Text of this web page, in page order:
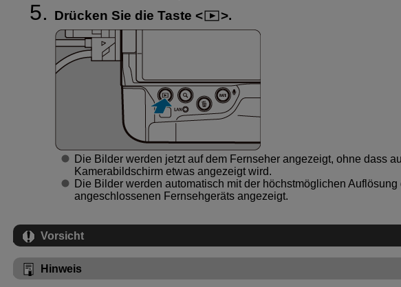
Drücken Sie die Taste
.
Die Bilder werden jetzt auf dem Fernseher angezeigt, ohne dass
Kamerabildschirm etwas angezeigt wird.
Die Bilder werden automatisch mit der höchstmöglichen Auflösung
angeschlossenen Fernsehgeräts angezeigt.
Vorsicht
Hinweis